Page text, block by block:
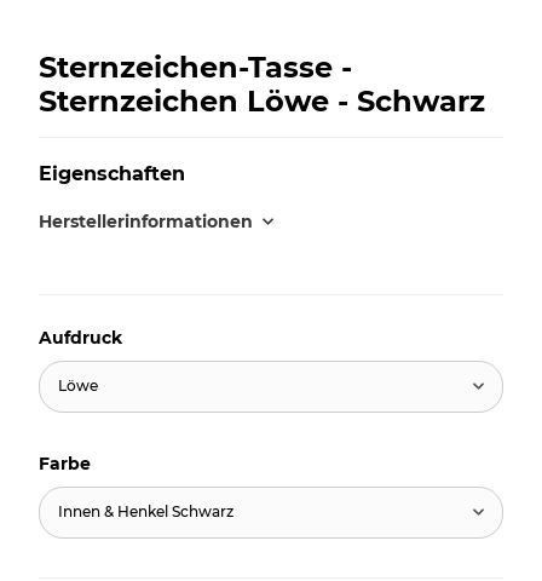
Sternzeichen-Tasse -
Sternzeichen Löwe - Schwarz
Eigenschaften
Herstellerinformationen
Aufdruck
Löwe
Farbe
Innen & Henkel Schwarz